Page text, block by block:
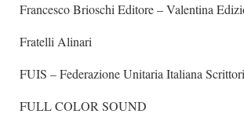
Francesco Brioschi Editore – Valentina
Fratelli Alinari
FUIS – Federazione Unitaria Italiana Scrittori
FULL COLOR SOUND